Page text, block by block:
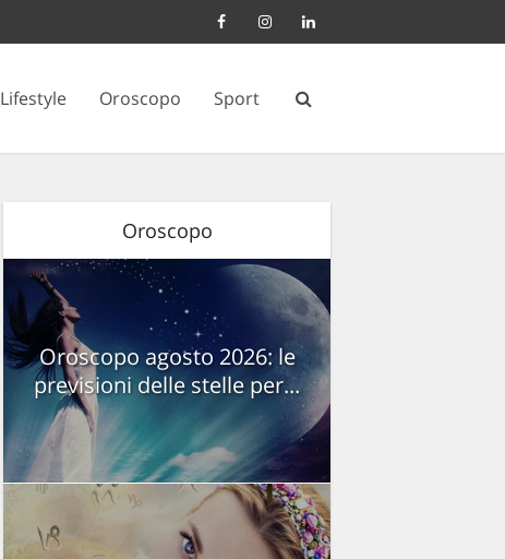
Lifestyle Oroscopo Sport
Oroscopo
Oroscopo agosto 2026: le
previsioni delle stelle per...